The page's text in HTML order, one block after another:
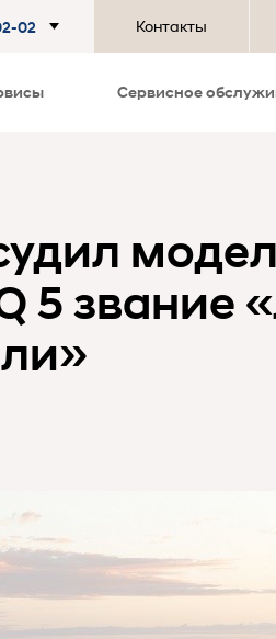
02 Контакты
Сервисное
5 звание